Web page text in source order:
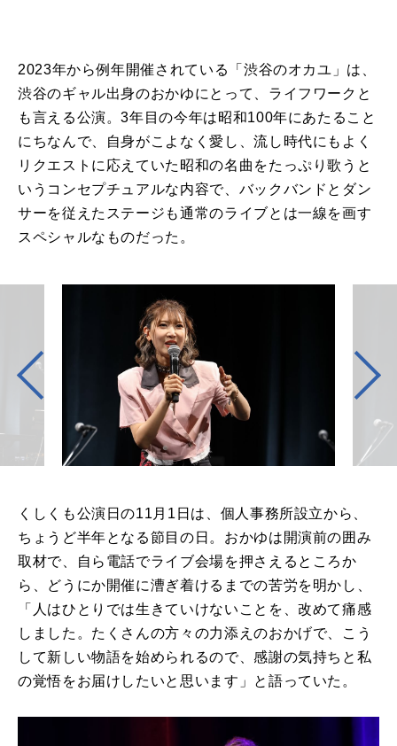
2023年から例年開催されている「渋谷のオカユ」は、
渋谷のギャル出身のおかゆにとって、ライフワークと
も言える公演。3年目の今年は昭和100年にあたること
にちなんで、自身がこよなく愛し、流し時代にもよく
リクエストに応えていた昭和の名曲をたっぷり歌うと
いうコンセプチュアルな内容で、バックバンドとダン
サーを従えたステージも通常のライブとは一線を画す
スペシャルなものだった。
くしくも公演日の11月1日は、個人事務所設立から、
ちょうど半年となる節目の日。おかゆは開演前の囲み
取材で、自ら電話でライブ会場を押さえるところか
ら、どうにか開催に漕ぎ着けるまでの苦労を明かし、
「人はひとりでは生きていけないことを、改めて痛感
しました。たくさんの方々の力添えのおかげで、こう
して新しい物語を始められるので、感謝の気持ちと私
の覚悟をお届けしたいと思います」と語っていた。